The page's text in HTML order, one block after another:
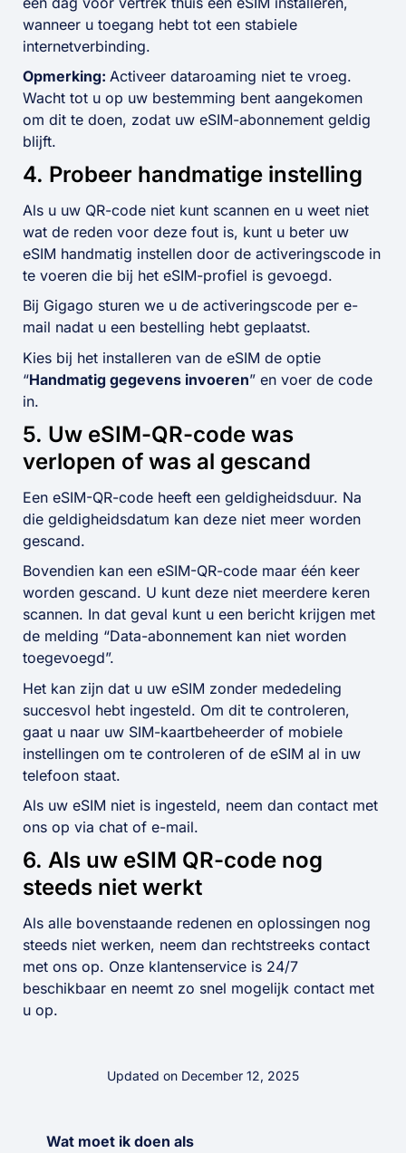
wanneer u toegang hebt tot een stabiele
internetverbinding.
Opmerking: Activeer dataroaming niet te vroeg.
Wacht tot u op uw bestemming bent aangekomen
om dit te doen, zodat uw eSIM-abonnement geldig
blijft.
4. Probeer handmatige instelling
Als u uw QR-code niet kunt scannen en u weet niet
wat de reden voor deze fout is, kunt u beter uw
eSIM handmatig instellen door de activeringscode in
te voeren die bij het eSIM-profiel is gevoegd.
Bij Gigago sturen we u de activeringscode per e-
mail nadat u een bestelling hebt geplaatst.
Kies bij het installeren van de eSIM de optie
“Handmatig gegevens invoeren” en voer de code
in.
5. Uw eSIM-QR-code was
verlopen of was al gescand
Een eSIM-QR-code heeft een geldigheidsduur. Na
die geldigheidsdatum kan deze niet meer worden
gescand.
Bovendien kan een eSIM-QR-code maar één keer
worden gescand. U kunt deze niet meerdere keren
scannen. In dat geval kunt u een bericht krijgen met
de melding “Data-abonnement kan niet worden
toegevoegd”.
Het kan zijn dat u uw eSIM zonder mededeling
succesvol hebt ingesteld. Om dit te controleren,
gaat u naar uw SIM-kaartbeheerder of mobiele
instellingen om te controleren of de eSIM al in uw
telefoon staat.
Als uw eSIM niet is ingesteld, neem dan contact met
ons op via chat of e-mail.
6. Als uw eSIM QR-code nog
steeds niet werkt
Als alle bovenstaande redenen en oplossingen nog
steeds niet werken, neem dan rechtstreeks contact
met ons op. Onze klantenservice is 24/7
beschikbaar en neemt zo snel mogelijk contact met
u op.
Updated on December 12, 2025
Wat moet ik doen als